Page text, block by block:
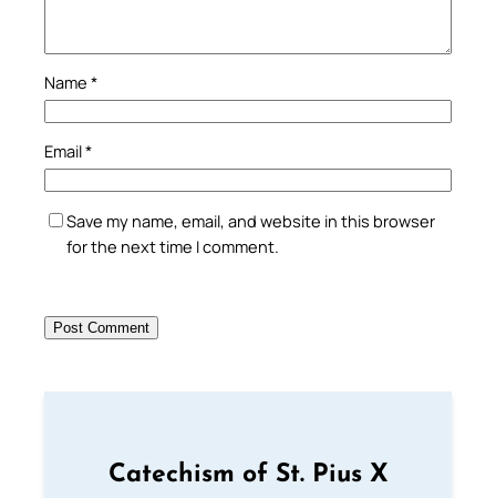
Name *
Email*
Save my name, email, and website in this browser
for the next time I comment.
Catechism of St. Pius X